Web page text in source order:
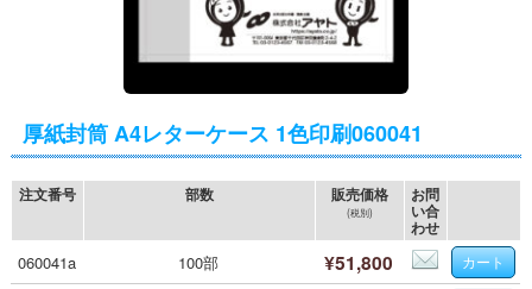
厚紙封筒 A4レターケース 1色印刷060041
注文番号 部数 販売価格
(税別)
お問
い合
わせ
060041a 100部 ¥51,800